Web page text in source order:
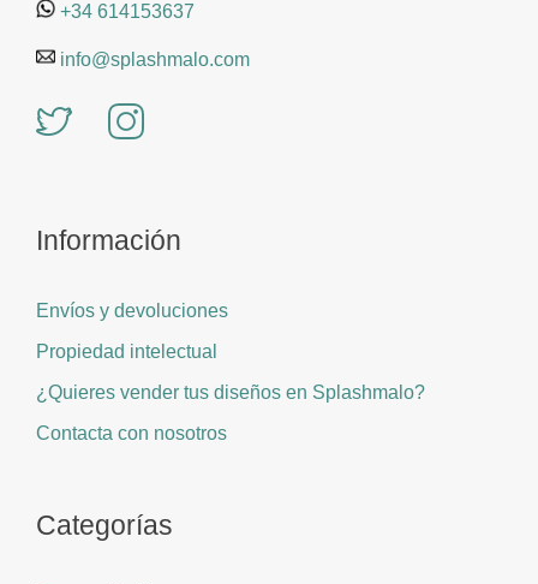
+34 614153637
info@splashmalo.com
Información
Envíos y devoluciones
Propiedad intelectual
¿Quieres vender tus diseños en Splashmalo?
Contacta con nosotros
Categorías